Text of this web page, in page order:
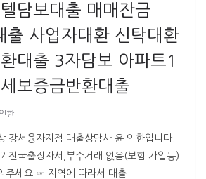
담보대출 매매잔금
사업자대환 신탁대환
대출 3자담보 아파트1
보증금반환대출
한
강서융자지점 대출상담사 윤 인한입니다.
전국출장자서,부수거래 없음(보험 가입등)
주세요 ☞ 지역에 따라서 대출